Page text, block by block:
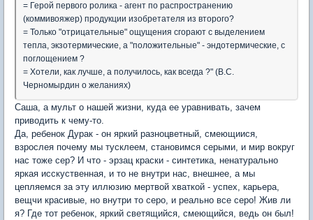
= Герой первого ролика - агент по распространению
(коммивояжер) продукции изобретателя из второго?
= Только "отрицательные" ощущения сгорают с выделением
тепла, экзотермические, а "положительные" - эндотермические, с
поглощением ?
= Хотели, как лучше, а получилось, как всегда ?" (В.С.
Черномырдин о желаниях)
Саша, а мульт о нашей жизни, куда ее уравнивать, зачем
приводить к чему-то.
Да, ребенок Дурак - он яркий разноцветный, смеющиися,
взрослея почему мы тусклеем, становимся серыми, и мир вокруг
нас тоже сер? И что - эрзац краски - синтетика, ненатурально
яркая исскуственная, и то не внутри нас, внешнее, а мы
цепляемся за эту иллюзию мертвой хваткой - успех, карьера,
вещчи красивые, но внутри то серо, и реально все серо! Жив ли
я? Где тот ребенок, яркий светящийся, смеющийся, ведь он был!